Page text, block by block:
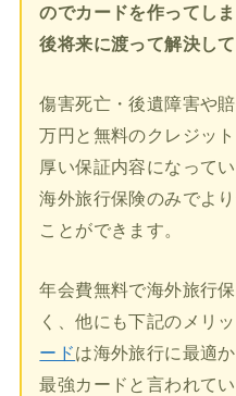
のでカードを作ってし
後将来に渡って解決して
傷害死亡・後遺障害や
万円と無料のクレジッ
厚い保証内容になってい
海外旅行保険のみでよ
ことができます。
年会費無料で海外旅行
く、他にも下記のメリ
ードは海外旅行に最適
最強カードと言われてい